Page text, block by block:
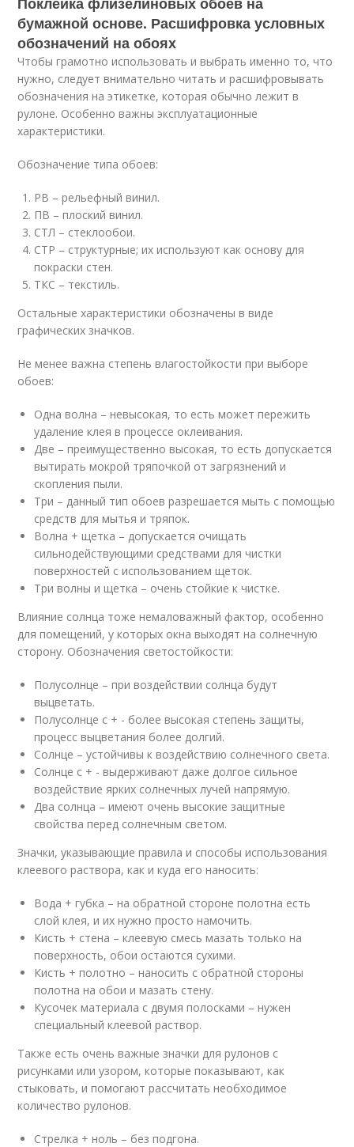
бумажной основе. Расшифровка условных
обозначений на обоях
Чтобы грамотно использовать и выбрать именно то, что
нужно, следует внимательно читать и расшифровывать
обозначения на этикетке, которая обычно лежит в
рулоне. Особенно важны эксплуатационные
характеристики.
Обозначение типа обоев:
РВ – рельефный винил.
ПВ – плоский винил.
СТЛ – стеклообои.
СТР – структурные; их используют как основу для
покраски стен.
ТКС – текстиль.
Остальные характеристики обозначены в виде
графических значков.
Не менее важна степень влагостойкости при выборе
обоев:
Одна волна – невысокая, то есть может пережить
удаление клея в процессе оклеивания.
Две – преимущественно высокая, то есть допускается
вытирать мокрой тряпочкой от загрязнений и
скопления пыли.
Три – данный тип обоев разрешается мыть с помощью
средств для мытья и тряпок.
Волна + щетка – допускается очищать
сильнодействующими средствами для чистки
поверхностей с использованием щеток.
Три волны и щетка – очень стойкие к чистке.
Влияние солнца тоже немаловажный фактор, особенно
для помещений, у которых окна выходят на солнечную
сторону. Обозначения светостойкости:
Полусолнце – при воздействии солнца будут
выцветать.
Полусолнце с + - более высокая степень защиты,
процесс выцветания более долгий.
Солнце – устойчивы к воздействию солнечного света.
Солнце с + - выдерживают даже долгое сильное
воздействие ярких солнечных лучей напрямую.
Два солнца – имеют очень высокие защитные
свойства перед солнечным светом.
Значки, указывающие правила и способы использования
клеевого раствора, как и куда его наносить:
Вода + губка – на обратной стороне полотна есть
слой клея, и их нужно просто намочить.
Кисть + стена – клеевую смесь мазать только на
поверхность, обои остаются сухими.
Кисть + полотно – наносить с обратной стороны
полотна на обои и мазать стену.
Кусочек материала с двумя полосками – нужен
специальный клеевой раствор.
Также есть очень важные значки для рулонов с
рисунками или узором, которые показывают, как
стыковать, и помогают рассчитать необходимое
количество рулонов.
Стрелка + ноль – без подгона.